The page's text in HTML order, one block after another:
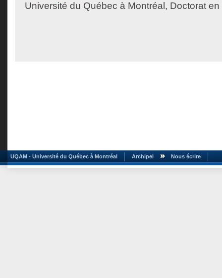
Université du Québec à Montréal, Doctorat
UQAM - Université du Québec à Montréal Archipel Nous écrire